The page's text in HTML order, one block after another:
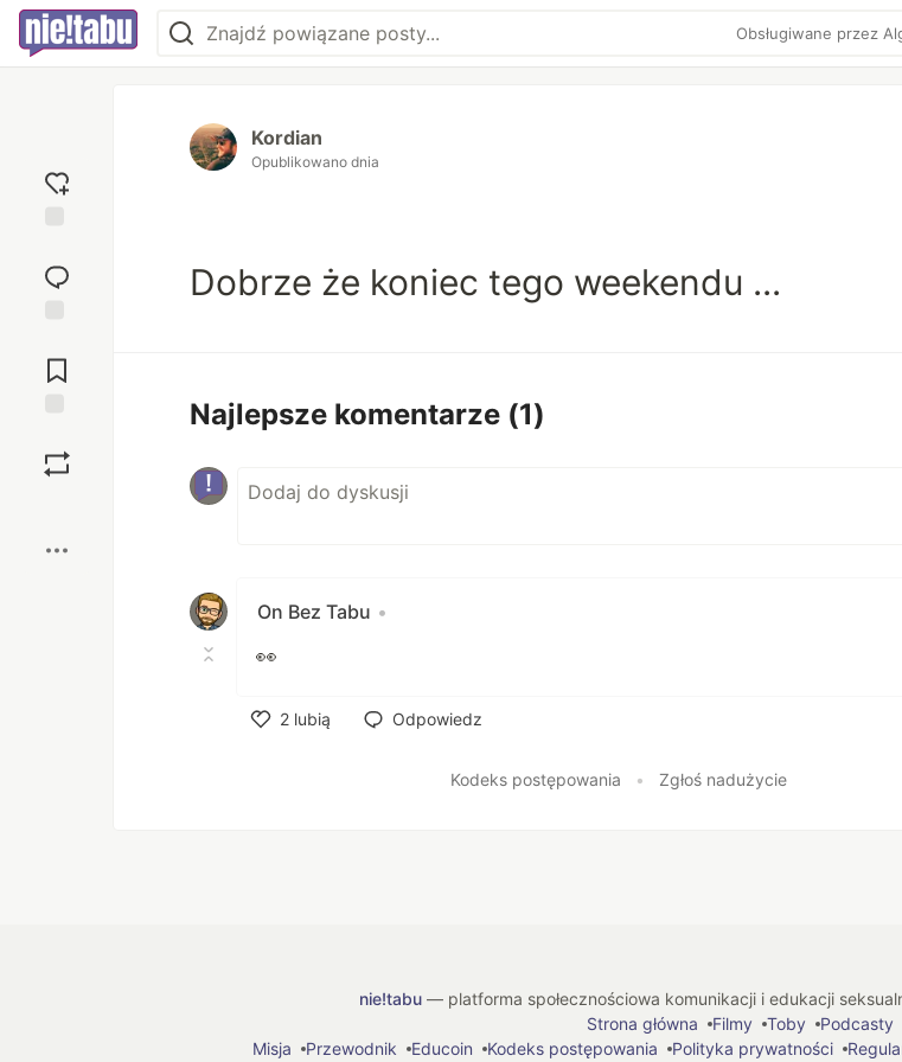
Obsługiwane przez
reakcję
komentarzy
Kordian
Opublikowano dnia
Dobrze że koniec tego weekendu ...
Najlepsze komentarze (1)
On Bez Tabu •
👀
2 lubią
Odpowiedz
Kodeks postępowania • Zgłoś nadużycie
nie!tabu — platforma społecznościowa komunikacji i edukacji
Strona główna
Filmy Toby Podcasty
Misja
Przewodnik Educoin Kodeks postępowania Polityka prywatności